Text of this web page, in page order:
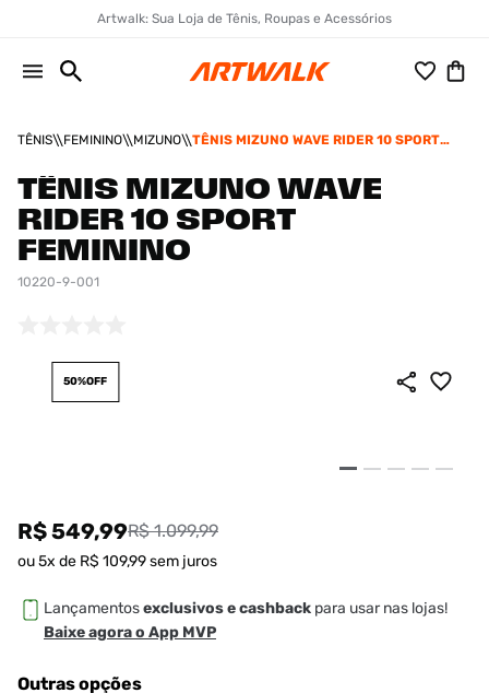
Artwalk: Sua Loja de Tênis, Roupas e Acessórios
TÊNIS FEMININO MIZUNO
TÊNIS MIZUNO WAVE RIDER 10 SPORT
TÊNIS MIZUNO WAVE
RIDER 10 SPORT
FEMININO
10220-9-001
50%OFF
R$ 549,99R$ 1.099,99
ou5x de R$ 109,99sem juros
Lançamentosexclusivos e cashback para usar nas lojas!
Baixe agora o App MVP
Outras opções